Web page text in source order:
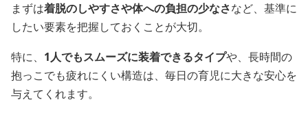
まずは着脱のしやすさや体への負担の少なさなど、基準に
したい要素を把握しておくことが大切。
特に、 1人でもスムーズに装着できるタイプや、長時間の
抱っこでも疲れにくい構造は、毎日の育児に大きな安心を
与えてくれます。